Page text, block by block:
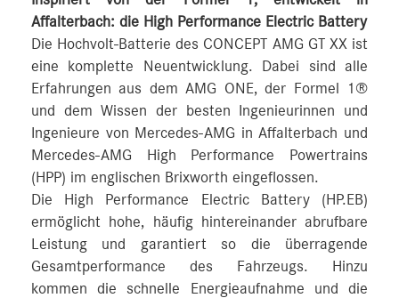
Affalterbach: die High Performance Electric Battery
Die Hochvolt-Batterie des CONCEPT AMG GT XX ist
eine komplette Neuentwicklung. Dabei sind alle
Erfahrungen aus dem AMG ONE, der Formel 1®
und dem Wissen der besten Ingenieurinnen und
Ingenieure von Mercedes‑AMG in Affalterbach und
Mercedes‑AMG High Performance Powertrains
(HPP) im englischen Brixworth eingeflossen.
Die High Performance Electric Battery (HP.EB)
ermöglicht hohe, häufig hintereinander abrufbare
Leistung und garantiert so die überragende
Gesamtperformance des Fahrzeugs. Hinzu
kommen die schnelle Energieaufnahme und die